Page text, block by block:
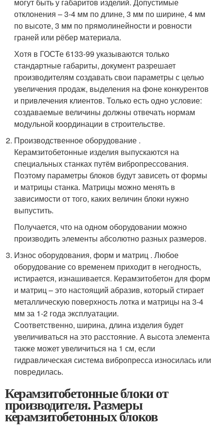
отклонения – 3-4 мм по длине, 3 мм по ширине, 4 мм
по высоте, 3 мм по прямолинейности и ровности
граней или рёбер материала.
Хотя в ГОСТе 6133-99 указываются только
стандартные габариты, документ разрешает
производителям создавать свои параметры с целью
увеличения продаж, выделения на фоне конкурентов
и привлечения клиентов. Только есть одно условие:
создаваемые величины должны отвечать нормам
модульной координации в строительстве.
Производственное оборудование .
Керамзитобетонные изделия выпускаются на
специальных станках путём вибропрессования.
Поэтому параметры блоков будут зависеть от формы
и матрицы станка. Матрицы можно менять в
зависимости от того, каких величин блоки нужно
выпустить.
Получается, что на одном оборудовании можно
производить элементы абсолютно разных размеров.
Износ оборудования, форм и матриц . Любое
оборудование со временем приходит в негодность,
истирается, изнашивается. Керамзитобетон для форм
и матриц – это настоящий абразив, который стирает
металлическую поверхность лотка и матрицы на 3-4
мм за 1-2 года эксплуатации.
Соответственно, ширина, длина изделия будет
увеличиваться на это расстояние. А высота элемента
также может увеличиться на 1 см, если
гидравлическая система вибропресса износилась или
повредилась.
Керамзитобетонные блоки от
производителя. Размеры
керамзитобетонных блоков